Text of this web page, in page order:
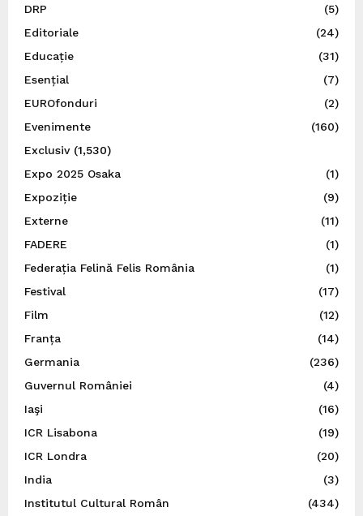
DRP
(5)
Editoriale
(24)
Educație
(31)
Esențial
(7)
EUROfonduri
(2)
Evenimente
(160)
Exclusiv(1,530)
Expo 2025 Osaka
(1)
Expoziție
(9)
Externe
(11)
FADERE
(1)
Federația Felină Felis România
(1)
Festival
(17)
Film
(12)
Franța
(14)
Germania
(236)
Guvernul României
(4)
Iaşi
(16)
ICR Lisabona
(19)
ICR Londra
(20)
India
(3)
Institutul Cultural Român
(434)